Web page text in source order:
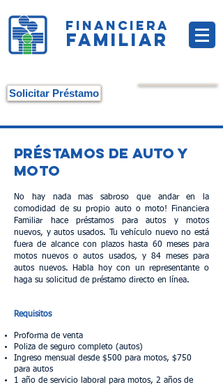
FINANCIERA
FAMILIAR
Solicitar Préstamo
préstamos de auto y
moto
No hay nada mas sabroso que andar en la
comodidad de su propio auto o moto! Financiera
Familiar hace préstamos para autos y motos
nuevos, y autos usados. Tu vehículo nuevo no está
fuera de alcance con plazos hasta 60 meses para
motos nuevos o autos usados, y 84 meses para
autos nuevos. Habla hoy con un representante o
haga su solicitud de préstamo directo en línea.
Requisitos
Proforma de venta
Poliza de seguro completo (autos)
Ingreso mensual desde $500 para motos, $750
para autos
1 año de servicio laboral para motos, 2 años de